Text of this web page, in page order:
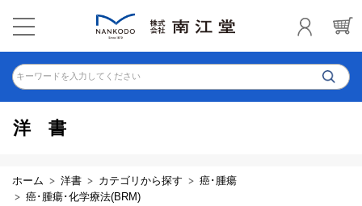
キーワードを入力してください
洋書
ホーム 洋書 カテゴリから探す
癌･腫瘍
癌･腫瘍･化学療法(BRM)